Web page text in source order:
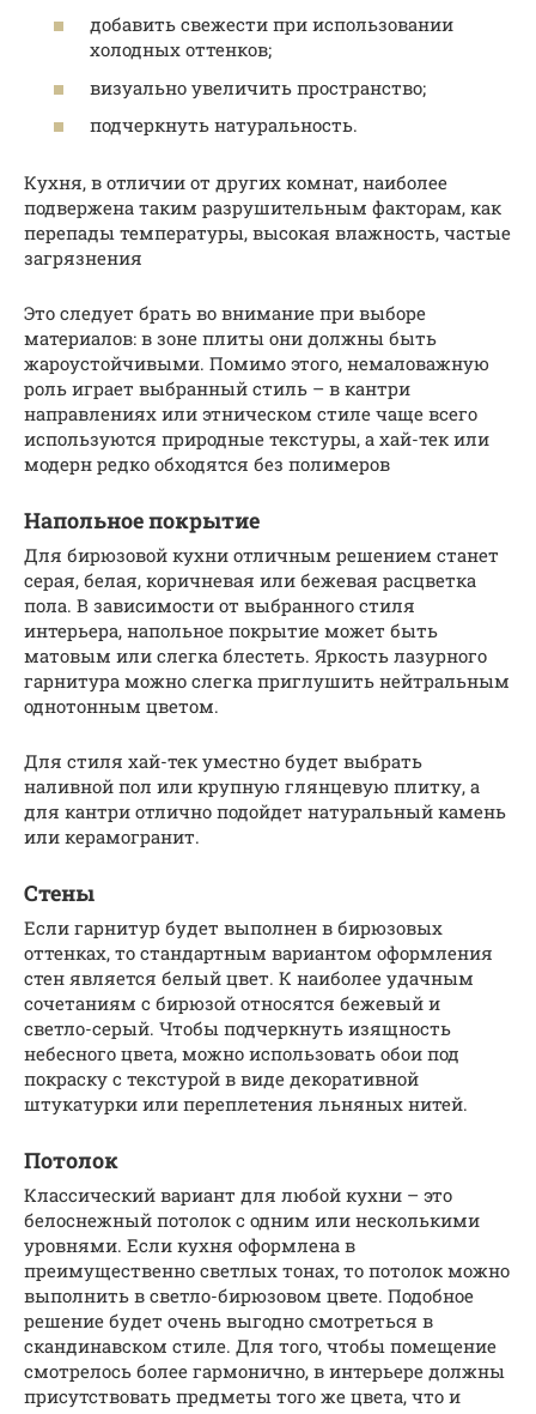
добавить свежести при использовании
холодных оттенков;
визуально увеличить пространство;
подчеркнуть натуральность.
Кухня, в отличии от других комнат, наиболее
подвержена таким разрушительным факторам, как
перепады температуры, высокая влажность, частые
загрязнения
Это следует брать во внимание при выборе
материалов: в зоне плиты они должны быть
жароустойчивыми. Помимо этого, немаловажную
роль играет выбранный стиль – в кантри
направлениях или этническом стиле чаще всего
используются природные текстуры, а хай-тек или
модерн редко обходятся без полимеров
Напольное покрытие
Для бирюзовой кухни отличным решением станет
серая, белая, коричневая или бежевая расцветка
пола. В зависимости от выбранного стиля
интерьера, напольное покрытие может быть
матовым или слегка блестеть. Яркость лазурного
гарнитура можно слегка приглушить нейтральным
однотонным цветом.
Для стиля хай-тек уместно будет выбрать
наливной пол или крупную глянцевую плитку, а
для кантри отлично подойдет натуральный камень
или керамогранит.
Стены
Если гарнитур будет выполнен в бирюзовых
оттенках, то стандартным вариантом оформления
стен является белый цвет. К наиболее удачным
сочетаниям с бирюзой относятся бежевый и
светло-серый. Чтобы подчеркнуть изящность
небесного цвета, можно использовать обои под
покраску с текстурой в виде декоративной
штукатурки или переплетения льняных нитей.
Потолок
Классический вариант для любой кухни – это
белоснежный потолок с одним или несколькими
уровнями. Если кухня оформлена в
преимущественно светлых тонах, то потолок можно
выполнить в светло-бирюзовом цвете. Подобное
решение будет очень выгодно смотреться в
скандинавском стиле. Для того, чтобы помещение
смотрелось более гармонично, в интерьере должны
присутствовать предметы того же цвета, что и